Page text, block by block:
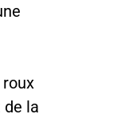
roux
la